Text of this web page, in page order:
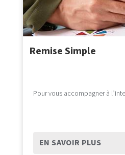
Remise Simple
Pour vous accompagner à
EN SAVOIR PLUS